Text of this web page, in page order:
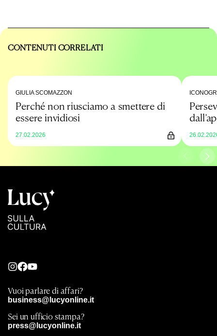
CONTENUTI CORRELATI
GIULIA SCOMAZZON
Perché non riusciamo a smettere di
essere invidiosi
27.02.2026
Vuoi parlare di affari?
business@lucyonline.it
Sei un ufficio stampa?
press@lucyonline.it